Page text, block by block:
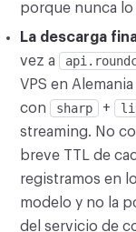
porque nunca
La descarga
vez a
VPS en
con
sharp +
streaming. No
breve TTL de
registramos en
modelo y no la
del servicio de